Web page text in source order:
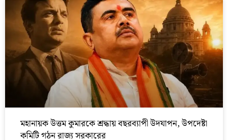
মহানায়ক উত্তম কুমারকে শ্রদ্ধায় বছরব্যাপী উদযাপন, উপদেষ্টা
কমিটি গঠন রাজ্য সরকারের